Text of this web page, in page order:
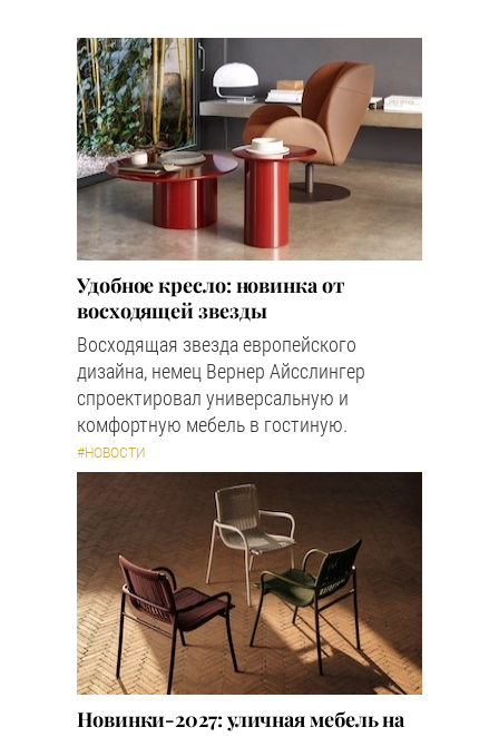
Удобное кресло: новинка от
восходящей звезды
Восходящая звезда европейского
дизайна, немец Вернер Айсслингер
спроектировал универсальную и
комфортную мебель в гостиную.
#НОВОСТИ
Новинки-2027: уличная мебель на